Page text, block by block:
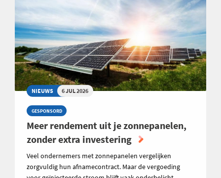
NIEUWS 6 JUL 2026
GESPONSORD
Meer rendement uit je zonnepanelen,
zonder extra investering
Veel ondernemers met zonnepanelen vergelijken
zorgvuldig hun afnamecontract. Maar de vergoeding